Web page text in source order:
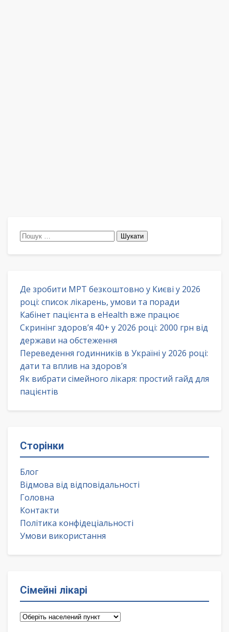
Пошук:
Де зробити МРТ безкоштовно у Києві у 2026
році: список лікарень, умови та поради
Кабінет пацієнта в eHealth вже працює
Скринінг здоров’я 40+ у 2026 році: 2000 грн від
держави на обстеження
Переведення годинників в Україні у 2026 році:
дати та вплив на здоров’я
Як вибрати сімейного лікаря: простий гайд для
пацієнтів
Сторінки
Блог
Відмова від відповідальності
Головна
Контакти
Політика конфідеціальності
Умови використання
Сімейні лікарі
Сімейні